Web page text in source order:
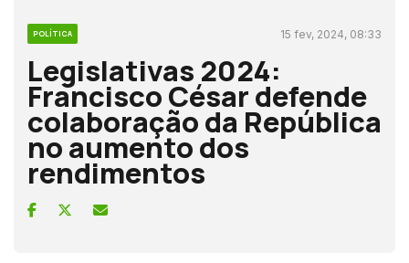
POLÍTICA 15 fev, 2024, 08:33
Legislativas 2024:
Francisco César defende
colaboração da República
no aumento dos
rendimentos